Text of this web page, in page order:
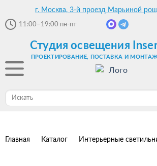
г. Москва, 3-й проезд Марьиной
11:00–19:00 пн-пт
Студия освещения
ПРОЕКТИРОВАНИЕ, ПОСТАВКА И
Главная Каталог Интерьерные